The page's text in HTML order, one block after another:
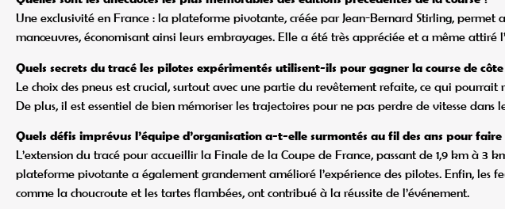
Une exclusivité en France : la plateforme pivotante, créée par Jean-Bernard Stirling, permet
manœuvres, économisant ainsi leurs embrayages. Elle a été très appréciée et a même attiré
Quels secrets du tracé les pilotes expérimentés utilisent-ils pour gagner la course de côte
Le choix des pneus est crucial, surtout avec une partie du revêtement refaite, ce qui pourrait
De plus, il est essentiel de bien mémoriser les trajectoires pour ne pas perdre de vitesse dans
Quels défis imprévus l’équipe d’organisation a-t-elle surmontés au fil des ans pour faire
L’extension du tracé pour accueillir la Finale de la Coupe de France, passant de 1,9 km à 3
plateforme pivotante a également grandement amélioré l’expérience des pilotes. Enfin, les
comme la choucroute et les tartes flambées, ont contribué à la réussite de l’événement.